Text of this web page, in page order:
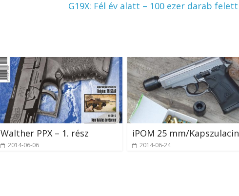
G19X: Fél év alatt – 100 ezer darab felett
Walther PPX – 1. rész
2014-06-06
iPOM 25 mm/Kapszulacin
2014-06-24